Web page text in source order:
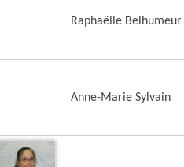
Raphaëlle Belhumeur
Anne-Marie Sylvain